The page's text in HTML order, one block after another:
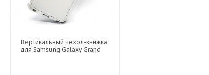
Вертикальный чехол-книжка
для Samsung Galaxy Grand